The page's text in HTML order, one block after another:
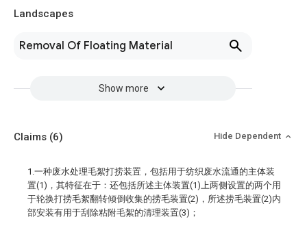
Landscapes
Removal Of Floating Material
Show more
Claims (6) Hide Dependent
1.一种废水处理毛絮打捞装置，包括用于纺织废水流通的主体装
置(1)，其特征在于：还包括所述主体装置(1)上两侧设置的两个用
于轮换打捞毛絮翻转倾倒收集的捞毛装置(2)，所述捞毛装置(2)内
部安装有用于刮除粘附毛絮的清理装置(3)；